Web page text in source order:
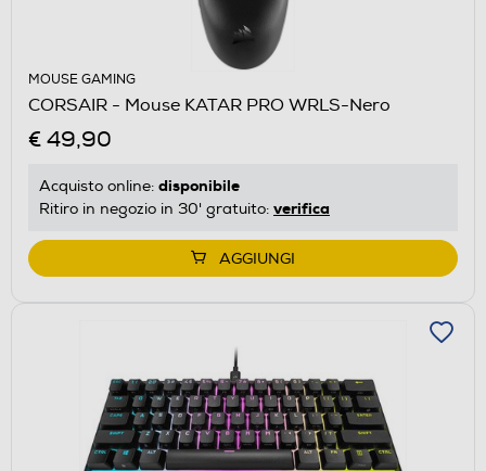
MOUSE GAMING
CORSAIR - Mouse KATAR PRO WRLS-Nero
€ 49,90
Acquisto online: disponibile
Ritiro in negozio in 30' gratuito: verifica
AGGIUNGI